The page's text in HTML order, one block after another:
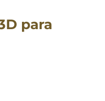
para